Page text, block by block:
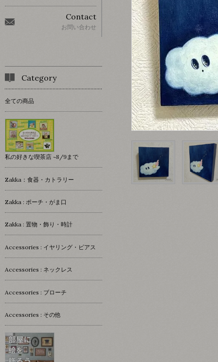
Contact
お問い合わせ
Category
全ての商品
私の好きな喫茶店 ~8/9まで
Zakka：食器・カトラリー
Zakka : ポーチ・がま口
Zakka : 置物・飾り・時計
Accessories : イヤリング・ピアス
Accessories : ネックレス
Accessories : ブローチ
Accessories : その他